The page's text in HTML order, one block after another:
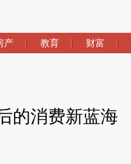
产 教育 财富
的消费新蓝海